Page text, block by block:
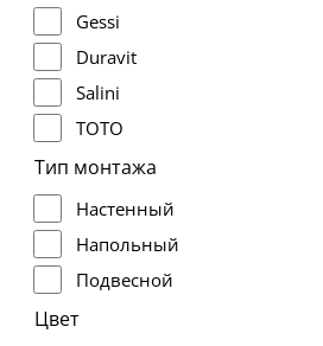
Gessi
Duravit
Salini
TOTO
Knief
LAUFEN
AZZURRA
Excellent
Тип монтажа
Настенный
Напольный
Подвесной
Цвет